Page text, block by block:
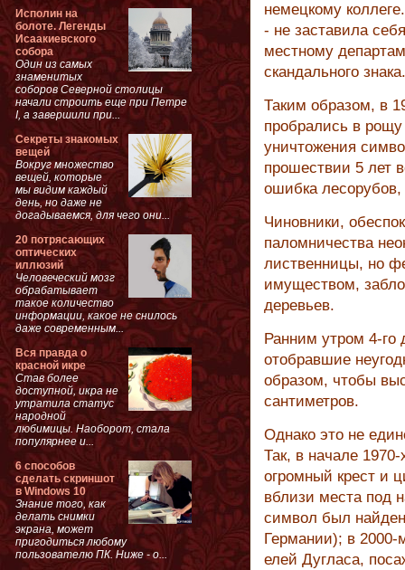
немецкому
- не заставила
местному
скандального знака.
Таким образом, в
пробрались в
уничтожения
прошествии 5 лет
ошибка лесорубов,
Чиновники,
паломничества
лиственницы, но
имуществом,
деревьев.
Ранним утром 4-го
отобравшие
образом, чтобы
сантиметров.
Однако это не
Так, в начале
огромный крест и
вблизи места под
символ был
Германии); в 2000-
елей Дугласа,
Исполин на
болоте. Легенды
Исаакиевского
собора
Один из самых
знаменитых
соборов Северной столицы
начали строить еще при Петре
I, а завершили при...
Секреты знакомых
вещей
Вокруг множество
вещей, которые
мы видим каждый
день, но даже не
догадываемся, для чего они...
20 потрясающих
оптических
иллюзий
Человеческий мозг
обрабатывает
такое количество
информации, какое не снилось
даже современным...
Вся правда о
красной икре
Став более
доступной, икра не
утратила статус
народной
любимицы. Наоборот, стала
популярнее и...
6 способов
сделать скриншот
в Windows 10
Знание того, как
делать снимки
экрана, может
пригодиться любому
пользователю ПК. Ниже - о...